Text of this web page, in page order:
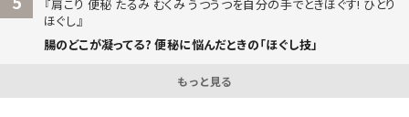
肩こり 便秘 たるみ むくみ うつうつを自分の手でときほぐす! ひとり
ほぐし
腸のどこが凝ってる? 便秘に悩んだときの「ほぐし技」
もっと見る